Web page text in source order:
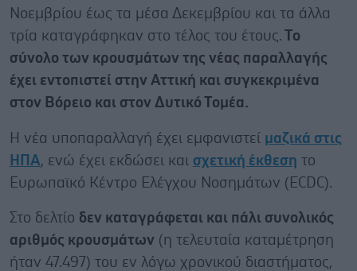
Νοεμβρίου έως τα μέσα Δεκεμβρίου και τα άλλα
τρία καταγράφηκαν στο τέλος του έτους. Το
σύνολο των κρουσμάτων της νέας παραλλαγής
έχει εντοπιστεί στην Αττική και συγκεκριμένα
στον Βόρειο και στον Δυτικό Τομέα.
Η νέα υποπαραλλαγή έχει εμφανιστεί μαζικά στις
ΗΠΑ, ενώ έχει εκδώσει και σχετική έκθεση το
Ευρωπαϊκό Κέντρο Ελέγχου Νοσημάτων (ECDC).
Στο δελτίο δεν καταγράφεται και πάλι συνολικός
αριθμός κρουσμάτων (η τελευταία καταμέτρηση
ήταν 47.497) του εν λόγω χρονικού διαστήματος,